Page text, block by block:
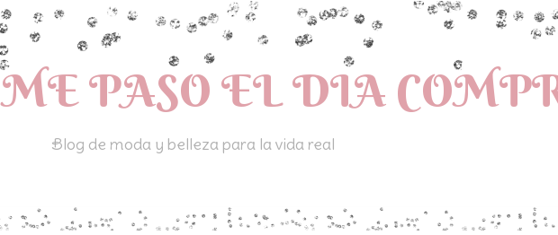
ME PASO EL DIA
Blog de moda y belleza para la vida real